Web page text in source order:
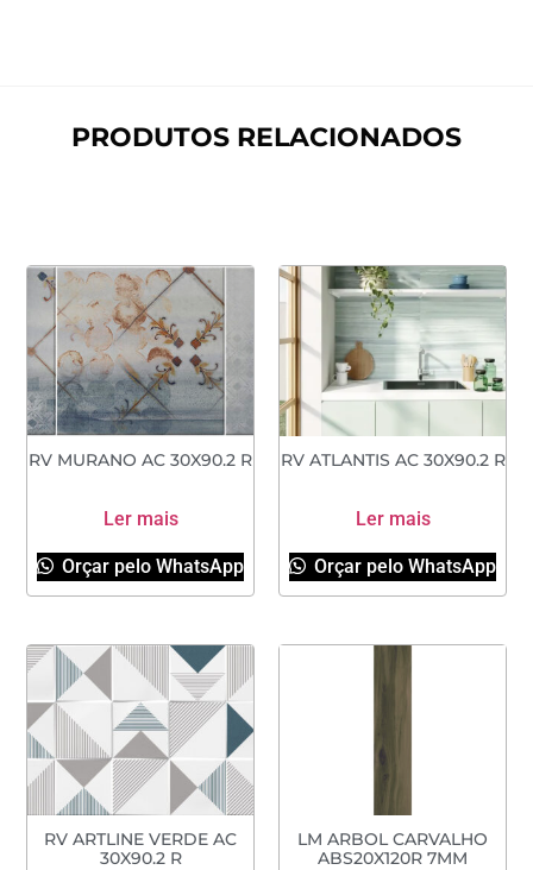
PRODUTOS RELACIONADOS
RV MURANO AC 30X90.2 R
Ler mais
Orçar pelo WhatsApp
RV ATLANTIS AC 30X90.2 R
Ler mais
Orçar pelo WhatsApp
RV ARTLINE VERDE AC
30X90.2 R
LM ARBOL CARVALHO
ABS20X120R 7MM